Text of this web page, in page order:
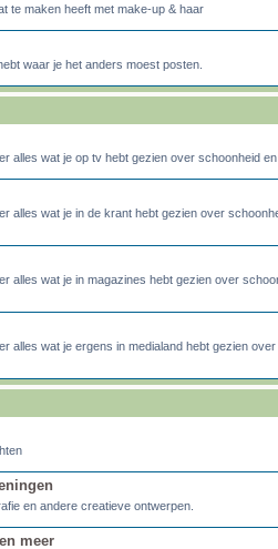
te maken heeft met make-up & haar
waar je het anders moest posten.
alles wat je op tv hebt gezien over schoonheid
alles wat je in de krant hebt gezien over
alles wat je in magazines hebt gezien over
alles wat je ergens in medialand hebt gezien
en andere creatieve ontwerpen.
meer